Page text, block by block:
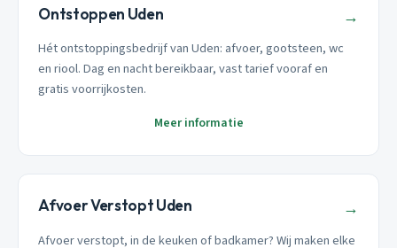
Ontstoppen Uden →
Hét ontstoppingsbedrijf van Uden: afvoer, gootsteen, wc
en riool. Dag en nacht bereikbaar, vast tarief vooraf en
gratis voorrijkosten.
Meer informatie
Afvoer Verstopt Uden →
Afvoer verstopt, in de keuken of badkamer? Wij maken elke